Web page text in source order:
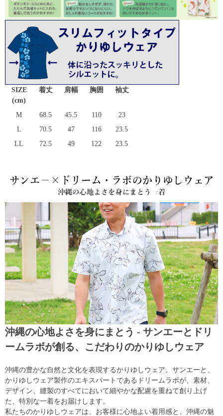
SIZE
(cm)
着丈 肩幅 胸囲 袖丈
M 68.5 45.5 110
23
L
70.5 47 116
23.5
LL
72.5 49 122 23.5
沖縄の心地よさを身にまとう - サンエーとドリ
ームラボが創る、こだわりのかりゆしウェア
沖縄の豊かな自然と文化を表現するかりゆしウェア。サンエーと、
かりゆしウェア製作のエキスパートであるドリームラボが、素材、
デザイン、縫製のすべてにおいて細やかな配慮を重ねて創り上げ
た、特別な一着をお届けします。
私たちのかりゆしウェアは、お客様に心地よい着用感と、沖縄の魅